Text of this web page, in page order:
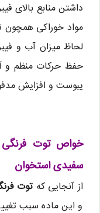
داشتن منابع بالای
مواد خوراکی همچون
لحاظ میزان آب و
حفظ حرکات منظم و
یبوست و افزایش
خواص توت
سفیدی استخوان
از آنجایی که توت
و این ماده سبب